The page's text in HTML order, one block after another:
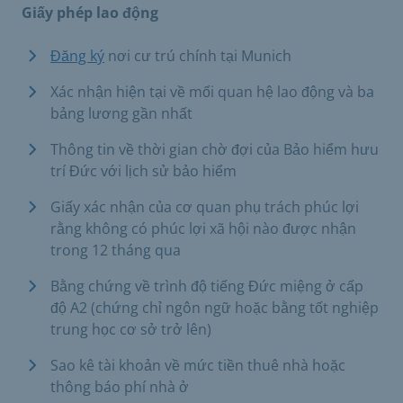
Giấy phép lao động
Đăng ký nơi cư trú chính tại Munich
Xác nhận hiện tại về mối quan hệ lao động và ba
bảng lương gần nhất
Thông tin về thời gian chờ đợi của Bảo hiểm hưu
trí Đức với lịch sử bảo hiểm
Giấy xác nhận của cơ quan phụ trách phúc lợi
rằng không có phúc lợi xã hội nào được nhận
trong 12 tháng qua
Bằng chứng về trình độ tiếng Đức miệng ở cấp
độ A2 (chứng chỉ ngôn ngữ hoặc bằng tốt nghiệp
trung học cơ sở trở lên)
Sao kê tài khoản về mức tiền thuê nhà hoặc
thông báo phí nhà ở